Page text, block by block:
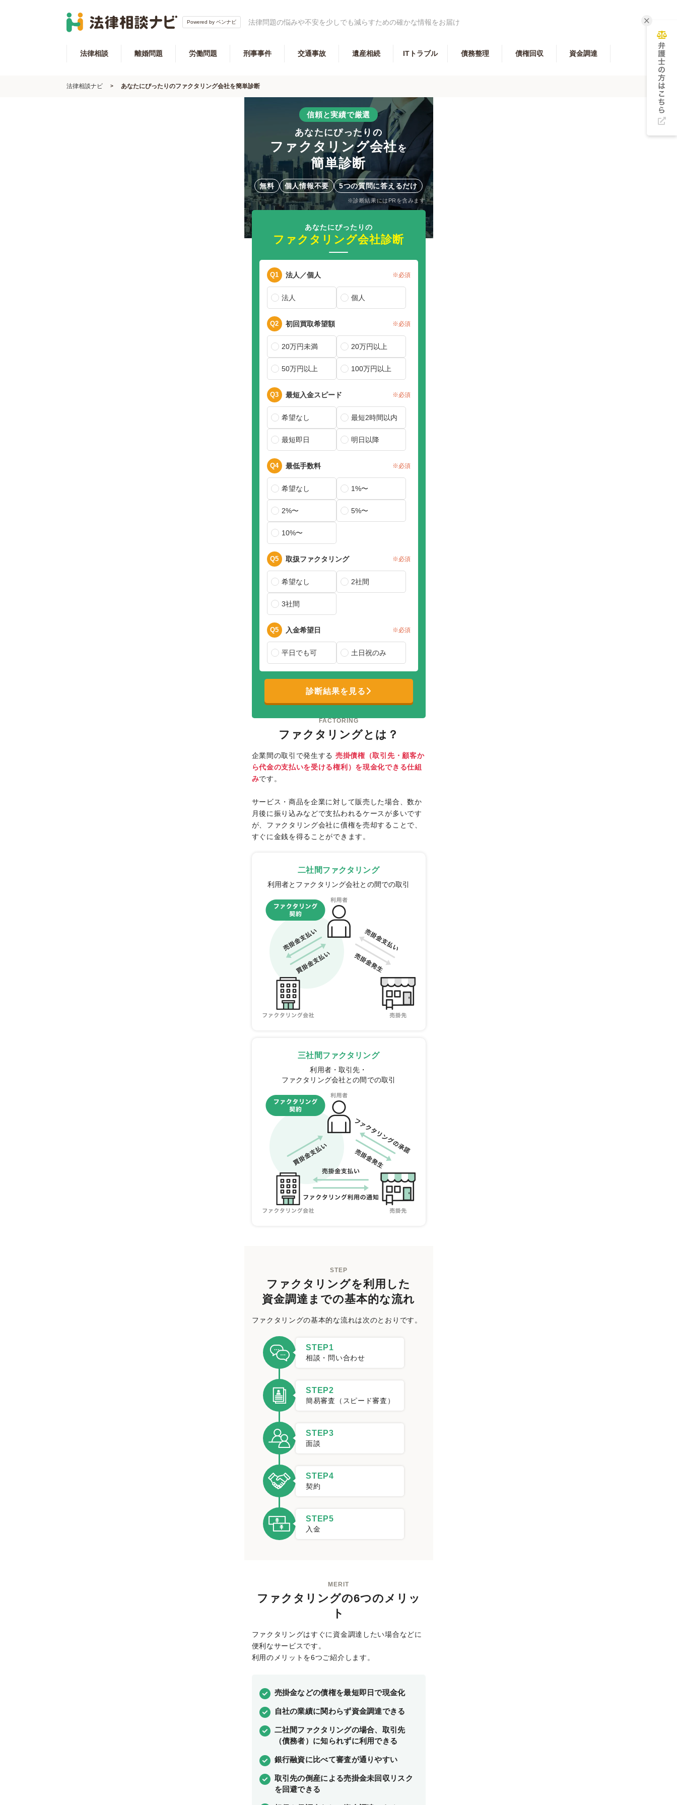
Powered by ベンナビ 法律問題の悩みや不安を少しでも減らすための確かな情報をお届け
法律相談 離婚問題 労働問題 刑事事件 交通事故 遺産相続 ITトラブル 債務整理 債権回収 資金調達
法律相談ナビ あなたにぴったりのファクタリング会社を簡単診断
信頼と実績で厳選
あなたにぴったりの
ファクタリング会社を
簡単診断
無料 個人情報不要 5つの質問に答えるだけ
※診断結果にはPRを含みます
あなたにぴったりの
ファクタリング会社診断
Q1 法人／個人 ※必須
法人 個人
Q2 初回買取希望額 ※必須
20万円未満 20万円以上
50万円以上 100万円以上
Q3 最短入金スピード ※必須
希望なし 最短2時間以内
最短即日 明日以降
Q4 最低手数料 ※必須
希望なし 1%〜
2%〜 5%〜
10%〜
Q5 取扱ファクタリング ※必須
希望なし 2社間
3社間
Q5 入金希望日 ※必須
平日でも可 土日祝のみ
診断結果を見る
FACTORING
ファクタリングとは？
企業間の取引で発生する 売掛債権（取引先・顧客か
ら代金の支払いを受ける権利）を現金化できる仕組
みです。
サービス・商品を企業に対して販売した場合、数か
月後に振り込みなどで支払われるケースが多いです
が、ファクタリング会社に債権を売却することで、
すぐに金銭を得ることができます。
二社間ファクタリング
利用者とファクタリング会社との間での取引
三社間ファクタリング
利用者・取引先・
ファクタリング会社との間での取引
STEP
ファクタリングを利用した
資金調達までの基本的な流れ
ファクタリングの基本的な流れは次のとおりです。
STEP1
相談・問い合わせ
STEP2
簡易審査（スピード審査）
STEP3
面談
STEP4
契約
STEP5
入金
MERIT
ファクタリングの6つのメリッ
ト
ファクタリングはすぐに資金調達したい場合などに
便利なサービスです。
利用のメリットを6つご紹介します。
売掛金などの債権を最短即日で現金化
自社の業績に関わらず資金調達できる
二社間ファクタリングの場合、取引先
（債務者）に知られずに利用できる
銀行融資に比べて審査が通りやすい
取引先の倒産による売掛金未回収リスク
を回避できる